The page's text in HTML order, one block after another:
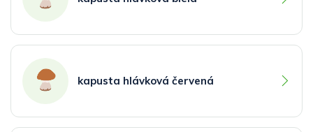
kapusta hlávková červená